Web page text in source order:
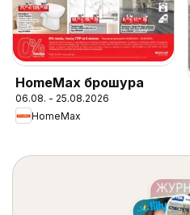
HomeMax брошура
06.08. - 25.08.2026
HomeMax